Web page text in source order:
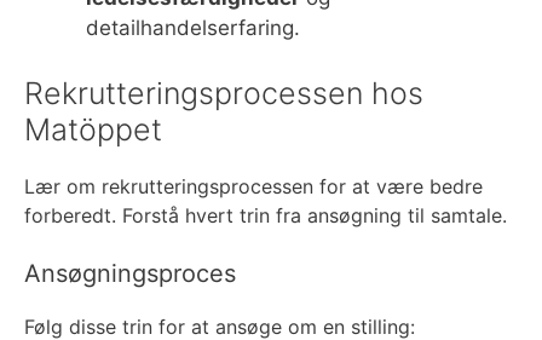
detailhandelserfaring.
Rekrutteringsprocessen hos
Matöppet
Lær om rekrutteringsprocessen for at være bedre
forberedt. Forstå hvert trin fra ansøgning til samtale.
Ansøgningsproces
Følg disse trin for at ansøge om en stilling: